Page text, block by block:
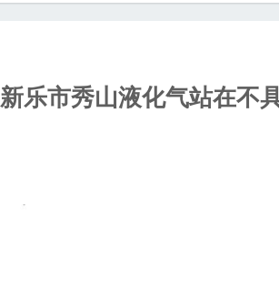
新乐市秀山液化气站在不